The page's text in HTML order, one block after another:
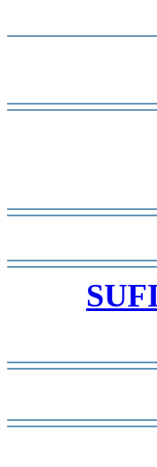
-
-
-
-
-